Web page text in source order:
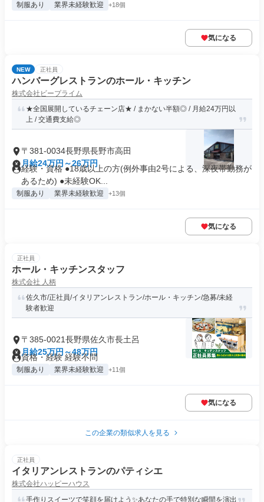
制服あり 業界未経験歓迎 +18個
気になる
NEW 正社員
ハンバーグレストランのホール・キッチン
株式会社ビープライム
★全国展開しているチェーン店★ / まかない半額◎ / 月給24万円以
上 / 交通費支給◎
〒381-0034長野県長野市高田
月給24万円～26万円
経験・資格 ●18歳以上の方(例外事由2号による、深夜帯勤務が
あるため) ●未経験OK...
制服あり 業界未経験歓迎 +13個
気になる
正社員
ホール・キッチンスタッフ
株式会社 人柄
佐久市/正社員/イタリアンレストラン/ホール・キッチン/急募/未経
験者歓迎
〒385-0021長野県佐久市長土呂
月給25万円～48万円
資格・経験 経験不問
制服あり 業界未経験歓迎 +11個
気になる
この企業の類似求人を見る
正社員
イタリアンレストランのパティシエ
株式会社ハッピーハウス
手作りスイーツで笑顔を届けよう✨あなたの手で特別な瞬間を演出